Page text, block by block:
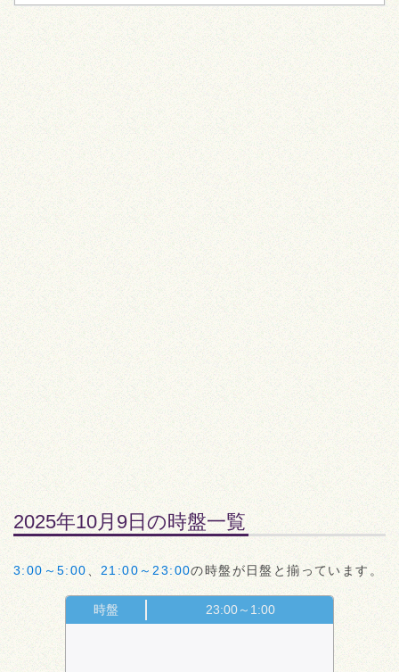
2025年10月9日の時盤一覧
3:00～5:00 、21:00～23:00の時盤が日盤と揃っています。
時盤 23:00～1:00